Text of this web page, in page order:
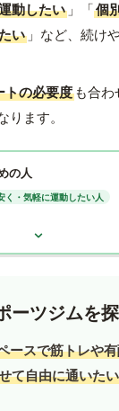
動したい 」「個
い 」など、続け
トの必要度 も合
ます。
の人
く・気軽に運動したい人
ーツジムを
ースで筋トレや
て自由に通いた